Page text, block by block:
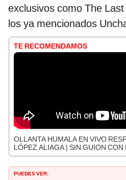
exclusivos como The
los ya mencionados
TE RECOMENDAMOS
OLLANTA HUMALA EN VIVO
LÓPEZ ALIAGA | SIN GUION
PUEDES VER: